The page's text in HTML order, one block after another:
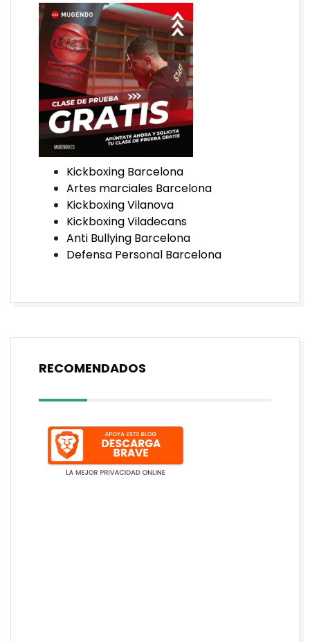
Kickboxing Barcelona
Artes marciales Barcelona
Kickboxing Vilanova
Kickboxing Viladecans
Anti Bullying Barcelona
Defensa Personal Barcelona
RECOMENDADOS